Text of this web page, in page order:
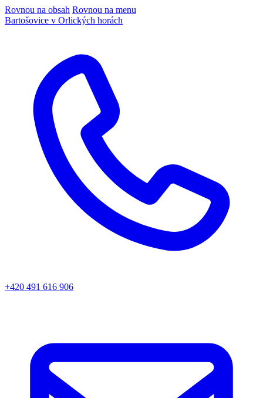
Rovnou na obsah Rovnou na menu
Bartošovice v Orlických horách
+420 491 616 906